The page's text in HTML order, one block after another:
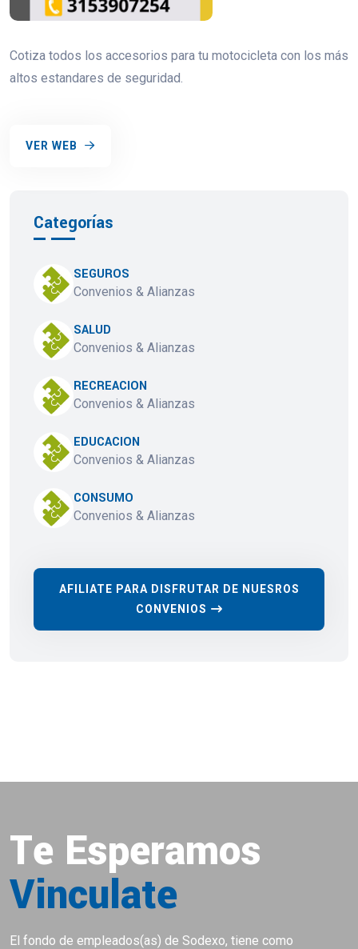
Cotiza todos los accesorios para tu motocicleta con los más
altos estandares de seguridad.
VER WEB
Categorías
SEGUROS
Convenios & Alianzas
SALUD
Convenios & Alianzas
RECREACION
Convenios & Alianzas
EDUCACION
Convenios & Alianzas
CONSUMO
Convenios & Alianzas
AFILIATE PARA DISFRUTAR DE NUESROS
CONVENIOS
Te Esperamos
Vinculate
El fondo de empleados(as) de Sodexo, tiene como